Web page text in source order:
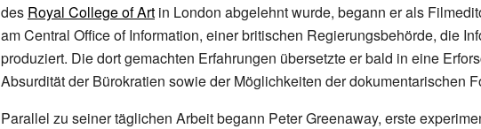
des Royal College of Art in London abgelehnt wurde, begann er als
am Central Office of Information, einer britischen Regierungsbehörde, die
produziert. Die dort gemachten Erfahrungen übersetzte er bald in eine
Absurdität der Bürokratien sowie der Möglichkeiten der dokumentarischen
Parallel zu seiner täglichen Arbeit begann Peter Greenaway, erste